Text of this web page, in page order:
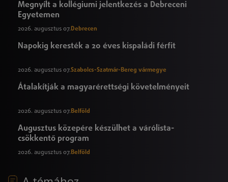
Megnyílt a kollégiumi jelentkezés a Debreceni
Egyetemen
2026. augusztus 07.Debrecen
Napokig keresték a 20 éves kispaládi férfit
2026. augusztus 07.Szabolcs-Szatmár-Bereg vármegye
Átalakítják a magyarérettségi követelményeit
2026. augusztus 07.Belföld
Augusztus közepére készülhet a várólista-
csökkentő program
2026. augusztus 07.Belföld